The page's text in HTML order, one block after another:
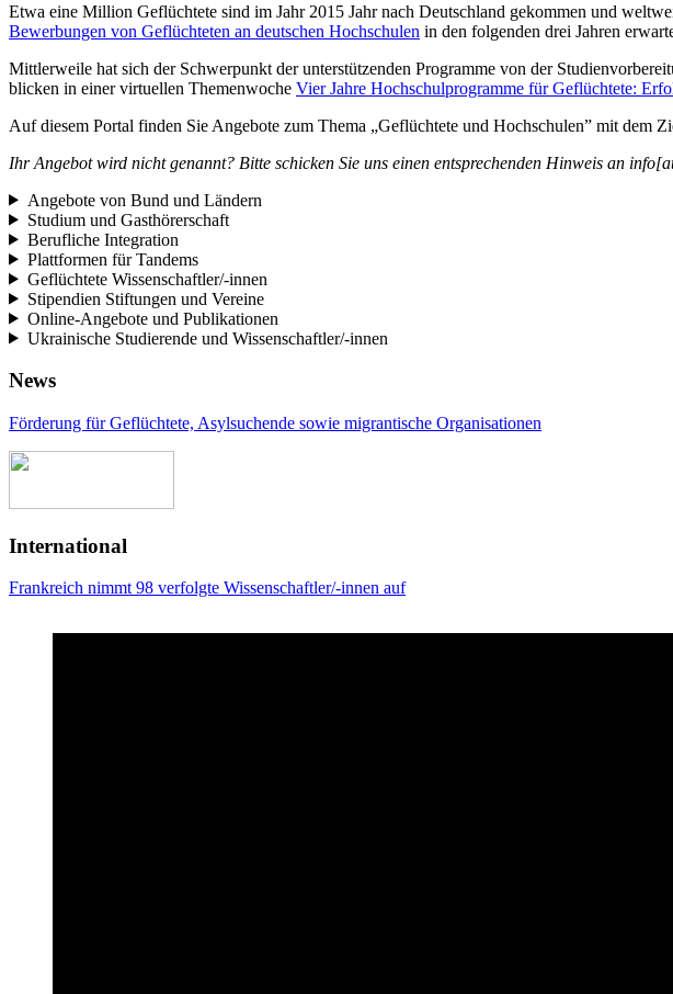
Etwa eine Million Geflüchtete sind im Jahr 2015 Jahr nach Deutschland gekommen und
Bewerbungen von Geflüchteten an deutschen Hochschulen in den folgenden drei Jahren
Mittlerweile hat sich der Schwerpunkt der unterstützenden Programme von der
blicken in einer virtuellen Themenwoche Vier Jahre Hochschulprogramme für Geflüchtete:
Auf diesem Portal finden Sie Angebote zum Thema „Geflüchtete und Hochschulen” mit dem
Ihr Angebot wird nicht genannt? Bitte schicken Sie uns einen entsprechenden Hinweis an
Angebote von Bund und Ländern
Studium und Gasthörerschaft
Berufliche Integration
Plattformen für Tandems
Geflüchtete Wissenschaftler/-innen
Stipendien Stiftungen und Vereine
Online-Angebote und Publikationen
Ukrainische Studierende und Wissenschaftler/-innen
News
Förderung für Geflüchtete, Asylsuchende sowie migrantische Organisationen
International
Frankreich nimmt 98 verfolgte Wissenschaftler/-innen auf